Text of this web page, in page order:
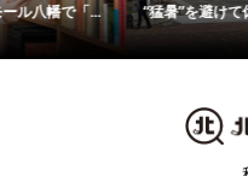
“猛暑”を避けて休息できる？ 北...